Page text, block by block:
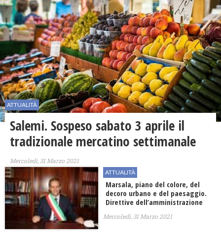
ATTUALITÀ
Salemi. Sospeso sabato 3 aprile il
tradizionale mercatino settimanale
Mercoledì, 31 Marzo 2021
ATTUALITÀ
Marsala, piano del colore, del
decoro urbano e del paesaggio.
Direttive dell’amministrazione
Mercoledì, 31 Marzo 2021